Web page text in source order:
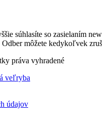
súhlasíte so zasielaním
môžete kedykoľvek
práva vyhradené
veľryba
údajov